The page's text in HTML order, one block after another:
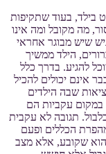
בילד, בעוד שתקיפות
מה מקובל ומה אינו
שיש מבוגר אחראי
הילד ממשיך
להגיע. בדרך כלל
אינם יכולים להכיל
שבה הילדים
עקביות הם
תגובה לא עקבית
הכללים ופעם
הוא שקובע, אלא מצב